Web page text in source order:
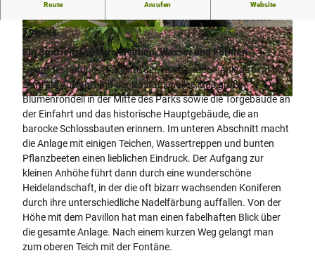
© Bad Driburger Touristik GmbH |CC-BY-SA
© Park Klinik Bad Hermannsborn, Bad Driburg
er Touristik GmbH |CC-BY-NC-ND
© Bad Driburger Touristik GmbH |CC-BY-SA
Route Anrufen Website
Kurpark.
Ein Spaziergang durch Farben, Wasser und Formen
Hauptgestaltungselemente der 18 ha großen Anlage sind die
zentrale Auffahrt mit der Kastanienallee, das große
Blumenrondell in der Mitte des Parks sowie die Torgebäude an
der Einfahrt und das historische Hauptgebäude, die an
barocke Schlossbauten erinnern. Im unteren Abschnitt macht
die Anlage mit einigen Teichen, Wassertreppen und bunten
Pflanzbeeten einen lieblichen Eindruck. Der Aufgang zur
kleinen Anhöhe führt dann durch eine wunderschöne
Heidelandschaft, in der die oft bizarr wachsenden Koniferen
durch ihre unterschiedliche Nadelfärbung auffallen. Von der
Höhe mit dem Pavillon hat man einen fabelhaften Blick über
die gesamte Anlage. Nach einem kurzen Weg gelangt man
zum oberen Teich mit der Fontäne.